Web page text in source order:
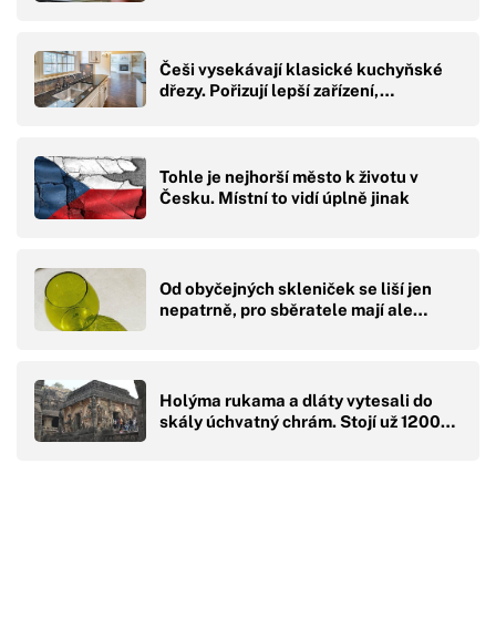
Češi vysekávají klasické kuchyňské
dřezy. Pořizují lepší zařízení,…
Tohle je nejhorší město k životu v
Česku. Místní to vidí úplně jinak
Od obyčejných skleniček se liší jen
nepatrně, pro sběratele mají ale…
Holýma rukama a dláty vytesali do
skály úchvatný chrám. Stojí už 1200…